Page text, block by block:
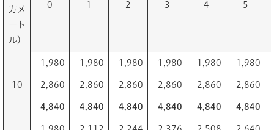
方メ
ート
ル）
0 1 2 3 4 5
10
1,980 1,980 1,980 1,980 1,980 1,980
2,860 2,860 2,860 2,860 2,860 2,860
4,840 4,840 4,840 4,840 4,840 4,840